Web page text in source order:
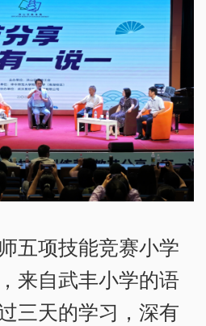
五项技能竞赛小学
来自武丰小学的语
三天的学习，深有